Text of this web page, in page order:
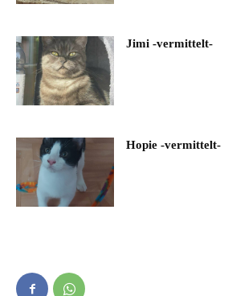
Jimi -vermittelt-
Hopie -vermittelt-